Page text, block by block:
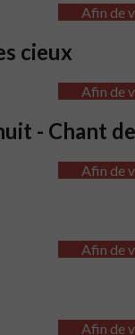
Afin de
cieux
Afin de
- Chant
Afin de
Afin de
Afin de